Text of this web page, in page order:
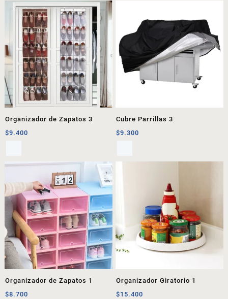
Organizador de Zapatos 3
$9.400
Cubre Parrillas 3
$9.300
Organizador de Zapatos 1
$8.700
Organizador Giratorio 1
$15.400